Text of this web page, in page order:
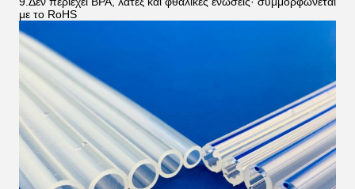
με το RoHS